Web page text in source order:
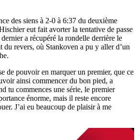
des siens à 2-0 à 6:37 du deuxième
eut fait avorter la tentative de passe
a récupéré la rondelle derrière le
du revers, où Stankoven a pu y aller d’un
de pouvoir en marquer un premier, que ce
ainsi commencer du bon pied, a
tu commences une série, le premier
énorme, mais il reste encore
J’ai eu beaucoup de plaisir à me